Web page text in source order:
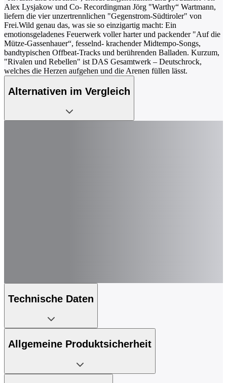
Alex Lysjakow und Co- Recordingman Jörg "Warthy“ Wartmann,
liefern die vier unzertrennlichen "Gegenstrom-Südtiroler" von
Frei.Wild genau das, was sie so einzigartig macht: Ein
emotionsgeladenes Feuerwerk voller harter und packender "Auf die
Mütze-Gassenhauer“, fesselnd- krachender Midtempo-Songs,
bandtypischen Offbeat-Tracks und berührenden Balladen. Kurzum,
"Rivalen und Rebellen" ist DAS Gesamtwerk – Deutschrock,
welches die Herzen aufgehen und die Arenen füllen lässt.
Alternativen im Vergleich
Technische Daten
Allgemeine Produktsicherheit